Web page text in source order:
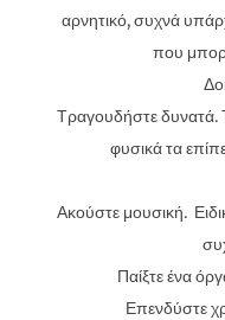
αρνητικό, συχνά
που
Τραγουδήστε δυνατά.
φυσικά τα
Ακούστε μουσική.
Παίξτε ένα
Επενδύστε